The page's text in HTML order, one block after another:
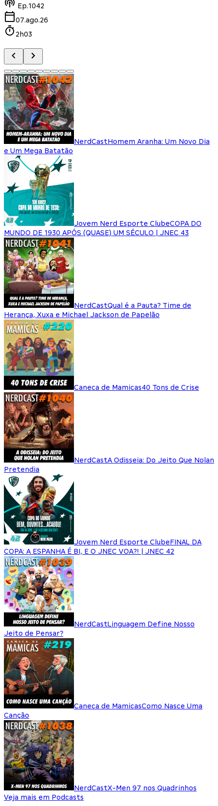
Ep.1042
07.ago.26
2h03
NerdCastHomem Aranha: Um Novo Dia
e Um Mega Batatão
Jovem Nerd Esporte ClubeCOPA DO
MUNDO DE 1930 APÓS (QUASE) UM SÉCULO | JNEC 43
NerdCastQual é a Pauta? Time de
Herança, Xuxa e Michael Jackson de Papelão
Caneca de Mamicas40 Tons de Crise
NerdCastA Odisseia: Do Jeito Que Nolan
Pretendia
Jovem Nerd Esporte ClubeFINAL DA
COPA: A ESPANHA É BI, E O JNEC VOA?! | JNEC 42
NerdCastLinguagem Define Nosso
Jeito de Pensar?
Caneca de MamicasComo Nasce Uma
Canção
NerdCastX-Men 97 nos Quadrinhos
Veja mais em Podcasts